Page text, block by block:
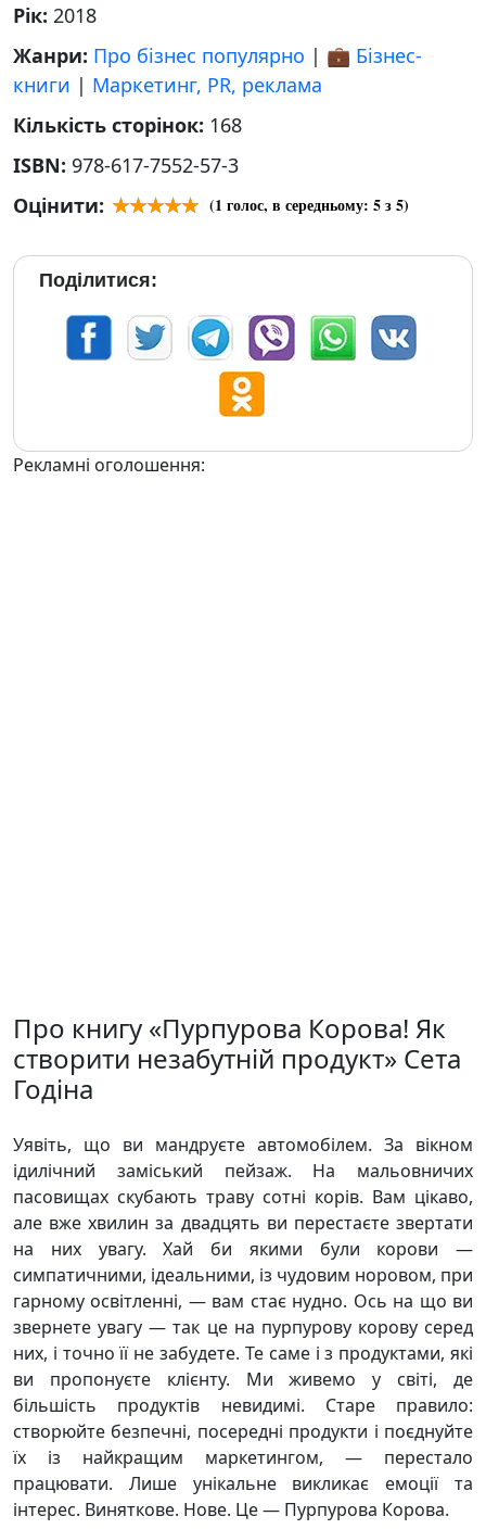
Рік: 2018
Жанри: Про бізнес популярно | 💼 Бізнес-
книги | Маркетинг, PR, реклама
Кількість сторінок: 168
ISBN: 978-617-7552-57-3
Оцінити:
(1 голос, в середньому: 5з 5)
Поділитися:
Рекламні оголошення:
Про книгу «Пурпурова Корова! Як
створити незабутній продукт» Сета
Годіна
Уявіть, що ви мандруєте автомобілем. За вікном
ідилічний заміський пейзаж. На мальовничих
пасовищах скубають траву сотні корів. Вам цікаво,
але вже хвилин за двадцять ви перестаєте звертати
на них увагу. Хай би якими були корови —
симпатичними, ідеальними, із чудовим норовом, при
гарному освітленні, — вам стає нудно. Ось на що ви
звернете увагу — так це на пурпурову корову серед
них, і точно її не забудете. Те саме і з продуктами, які
ви пропонуєте клієнту. Ми живемо у світі, де
більшість продуктів невидимі. Старе правило:
створюйте безпечні, посередні продукти і поєднуйте
їх із найкращим маркетингом, — перестало
працювати. Лише унікальне викликає емоції та
інтерес. Виняткове. Нове. Це — Пурпурова Корова.